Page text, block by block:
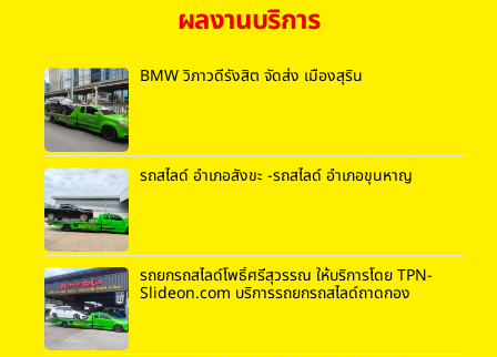
ผลงานบริการ
BMW วิภาวดีรังสิต จัดส่ง เมืองสุริน
รถสไลด์ อำเภอสังขะ -รถสไลด์ อำเภอขุนหาญ
รถยกรถสไลด์โพธิ์ศรีสุวรรณ ให้บริการโดย TPN-
Slideon.com บริการรถยกรถสไลด์ถาดกอง